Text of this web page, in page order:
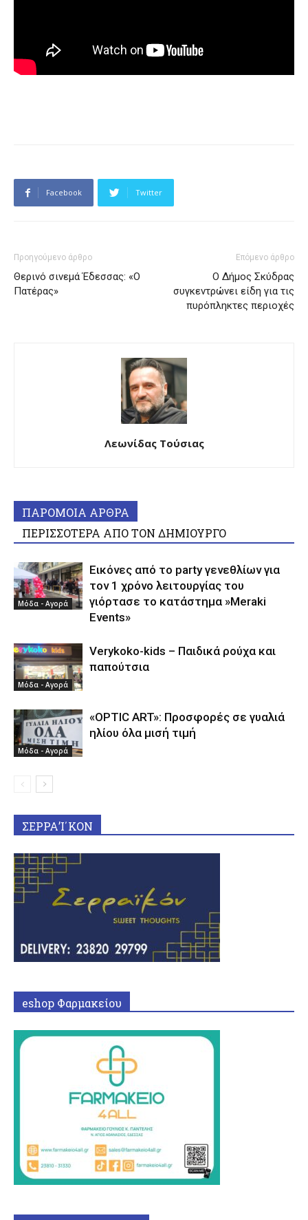
Facebook Twitter
Προηγούμενο άρθρο
Θερινό σινεμά Έδεσσας: «Ο
Πατέρας»
Επόμενο άρθρο
Ο Δήμος Σκύδρας
συγκεντρώνει είδη για τις
πυρόπληκτες περιοχές
Λεωνίδας Τούσιας
ΠΑΡΟΜΟΙΑ ΑΡΘΡΑ
ΠΕΡΙΣΣΟΤΕΡΑ ΑΠΟ ΤΟΝ ΔΗΜΙΟΥΡΓΟ
Μόδα - Αγορά
Εικόνες από το party γενεθλίων για
τον 1 χρόνο λειτουργίας του
γιόρτασε το κατάστημα »Meraki
Events»
Μόδα - Αγορά
Verykoko-kids – Παιδικά ρούχα και
παπούτσια
Μόδα - Αγορά
«OPTIC ART»: Προσφορές σε γυαλιά
ηλίου όλα μισή τιμή
ΣΕΡΡΑ’Ι΄ΚΟΝ
eshop Φαρμακείου